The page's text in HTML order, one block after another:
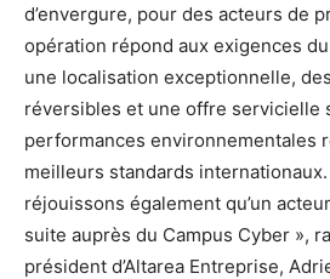
d’envergure, pour des acteurs de
opération répond aux exigences
une localisation exceptionnelle,
réversibles et une offre servicielle
performances environnementales
meilleurs standards
réjouissons également qu’un
suite auprès du Campus Cyber »,
président d’Altarea Entreprise,